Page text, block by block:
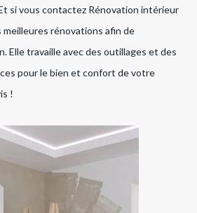
si vous contactez Rénovation intérieur
meilleures rénovations afin de
Elle travaille avec des outillages et des
pour le bien et confort de votre
!